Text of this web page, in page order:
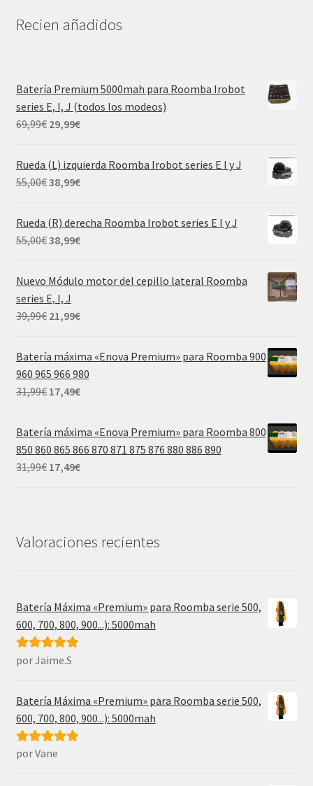
Recien añadidos
Batería Premium 5000mah para Roomba Irobot
series E, I, J (todos los modeos)
69,99€ El
original
era:
29,99€El
actual
es:
Rueda (L) izquierda Roomba Irobot series E I y J
55,00€El
original
era:
38,99€El
actual
es:
Rueda (R) derecha Roomba Irobot series E I y J
55,00€El
original
era:
55,00€.
38,99€El
actual
38,99€.
Nuevo Módulo motor del cepillo lateral Roomba
series E, I, J
39,99€ El
original
era:
39,99€.
21,99€El
actual
es:
21,99€.
Batería máxima «Enova Premium» para Roomba 900
960 965 966 980
31,99€ El
original
era:
31,99€.
17,49€El
actual
es:
17,49€.
Batería máxima «Enova Premium» para Roomba 800
850 860 865 866 870 871 875 876 880 886 890
31,99€ El
31,99€.
17,49€El
17,49€.
Valoraciones recientes
Batería Máxima «Premium» para Roomba serie 500,
600, 700, 800, 900...): 5000mah
Valorado con
por Jaime.S
Batería Máxima «Premium» para Roomba serie 500,
600, 700, 800, 900...): 5000mah
Valorado con
por Vane